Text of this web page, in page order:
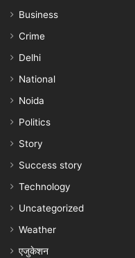
Business
Crime
Delhi
National
Noida
Politics
Story
Success story
Technology
Uncategorized
Weather
एजुकेशन